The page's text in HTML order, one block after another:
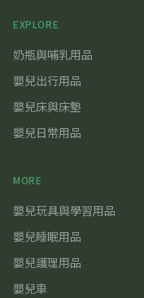
EXPLORE
奶瓶與哺乳用品
嬰兒出行用品
嬰兒床與床墊
嬰兒日常用品
MORE
嬰兒玩具與學習用品
嬰兒睡眠用品
嬰兒護理用品
嬰兒車